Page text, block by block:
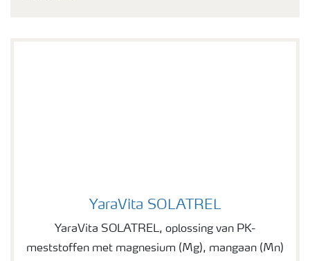
YaraVita SOLATREL
YaraVita SOLATREL, oplossing van PK-
meststoffen met magnesium (Mg), mangaan (Mn)